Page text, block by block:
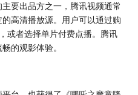
要出品方之一，腾讯视频通常
高清播放源。用户可以通过购
或者选择单片付费点播。腾讯
的观影体验。